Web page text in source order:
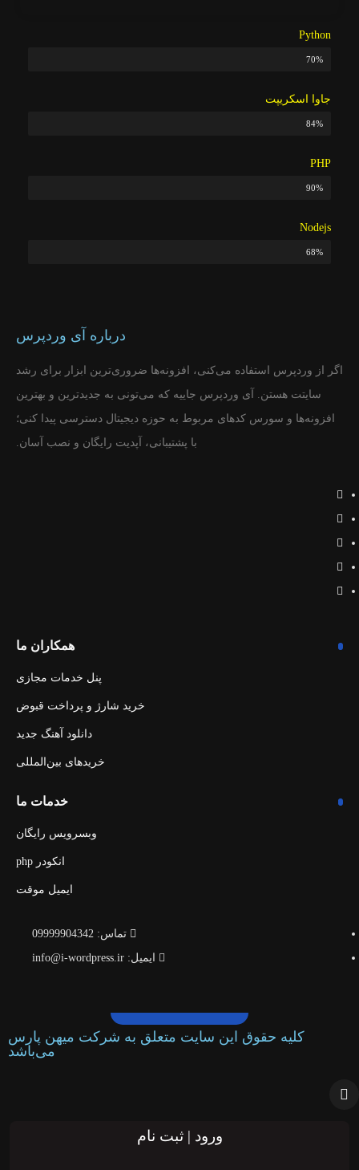
Python
میزان مهارت
70%
جاوا اسکریپت
میزان مهارت
84%
PHP
میزان مهارت
90%
Nodejs
میزان مهارت
68%
درباره آی وردپرس
اگر از وردپرس استفاده می‌کنی، افزونه‌ها ضروری‌ترین ابزار برای رشد
سایتت هستن. آی وردپرس جاییه که می‌تونی به جدیدترین و بهترین
افزونه‌ها و سورس‌ کدهای مربوط به حوزه دیجیتال دسترسی پیدا کنی؛
با پشتیبانی، آپدیت رایگان و نصب آسان.
همکاران ما
پنل خدمات مجازی
خرید شارژ و پرداخت قبوض
دانلود آهنگ جدید
خریدهای بین‌المللی
خدمات ما
وبسرویس رایگان
انکودر php
ایمیل موقت
تماس: 09999904342
ایمیل: info@i-wordpress.ir
کلیه حقوق این سایت متعلق به شرکت میهن پارس
می‌باشد
ورود | ثبت نام